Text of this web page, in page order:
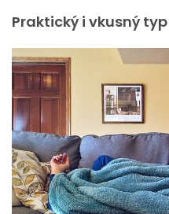
Praktický i vkusný